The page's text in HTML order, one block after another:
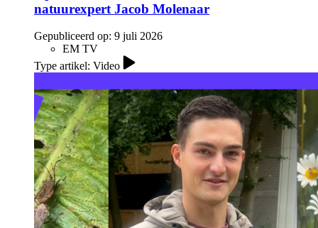
natuurexpert Jacob Molenaar
Gepubliceerd op: 9 juli 2026
EM TV
Type artikel: Video